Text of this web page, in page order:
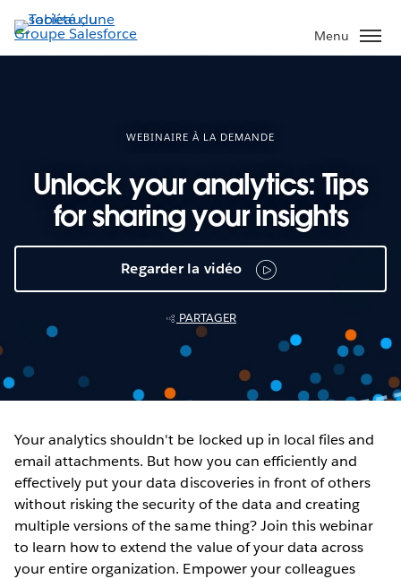
Aller
au
contenu
Menu
WEBINAIRE À LA DEMANDE
Unlock your analytics: Tips
for sharing your insights
Regarder la vidéo
PARTAGER
Your analytics shouldn't be locked up in local files and
email attachments. But how you can efficiently and
effectively put your data discoveries in front of others
without risking the security of the data and creating
multiple versions of the same thing? Join this webinar
to learn how to extend the value of your data across
your entire organization. Empower your colleagues